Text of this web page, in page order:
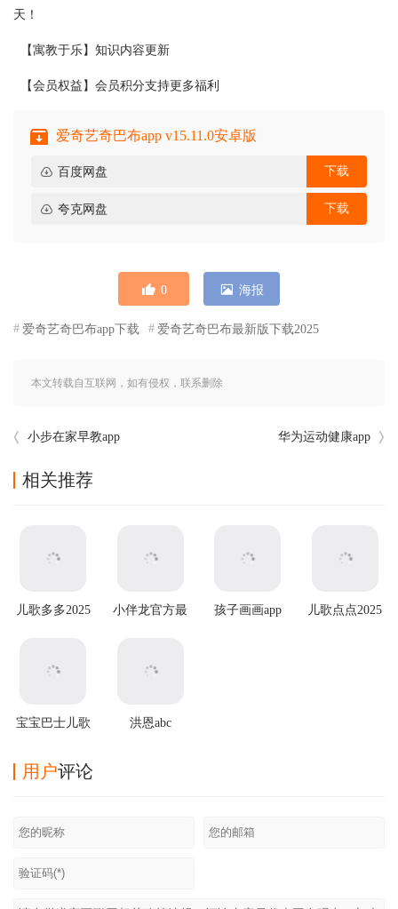
天！
【寓教于乐】知识内容更新
【会员权益】会员积分支持更多福利
爱奇艺奇巴布app v15.11.0安卓版
百度网盘 下载
夸克网盘 下载
0 海报
爱奇艺奇巴布app下载 爱奇艺奇巴布最新版下载2025
本文转载自互联网，如有侵权，联系删除
小步在家早教app 华为运动健康app
相关推荐
儿歌多多2025
小伴龙官方最
孩子画画app
儿歌点点2025
宝宝巴士儿歌
洪恩abc
用户评论